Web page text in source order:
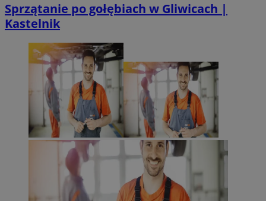
Sprzątanie po gołębiach w Gliwicach |
Kastelnik